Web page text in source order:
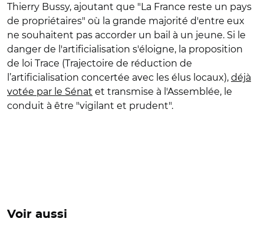
Thierry Bussy, ajoutant que "La France reste un pays
de propriétaires" où la grande majorité d'entre eux
ne souhaitent pas accorder un bail à un jeune. Si le
danger de l'artificialisation s'éloigne, la proposition
de loi Trace (Trajectoire de réduction de
l’artificialisation concertée avec les élus locaux), déjà
votée par le Sénat et transmise à l'Assemblée, le
conduit à être "vigilant et prudent".
Voir aussi